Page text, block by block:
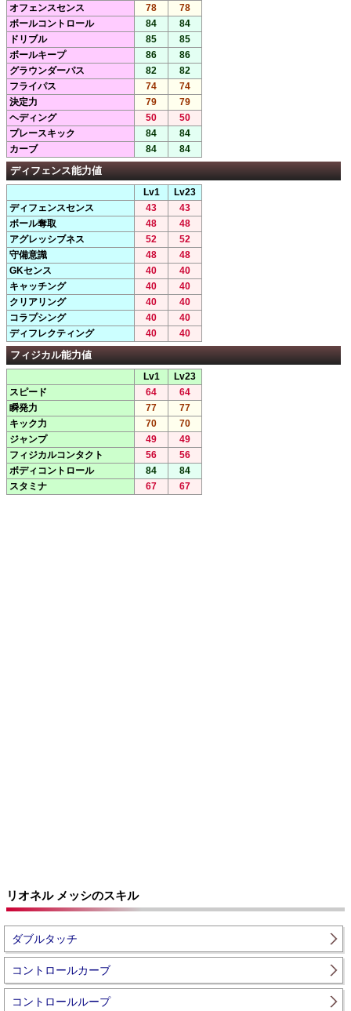
オフェンスセンス 78
78
ボールコントロール
84
84
ドリブル
85
85
ボールキープ
86
86
グラウンダーパス
82
82
フライパス
74
74
決定力
79
79
ヘディング
50
50
プレースキック
84
84
カーブ
84 84
ディフェンス能力値
Lv1
Lv23
ディフェンスセンス
43
43
ボール奪取
48
48
アグレッシブネス
52
52
守備意識
48
48
GKセンス
40
40
キャッチング
40
40
クリアリング
40
40
コラプシング
40
40
ディフレクティング
40 40
フィジカル能力値
Lv1
Lv23
スピード
64
64
瞬発力
77
77
キック力
70
70
ジャンプ
49
49
フィジカルコンタクト
56
56
ボディコントロール
84
84
スタミナ
67 67
リオネル メッシのスキル
ダブルタッチ
コントロールカーブ
コントロールループ